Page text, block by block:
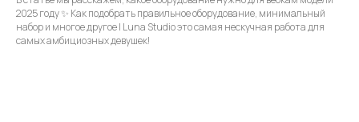
2025 году ✨ Как подобрать правильное оборудование, минимальный
набор и многое другое | Luna Studio это самая нескучная работа для
самых амбициозных девушек!